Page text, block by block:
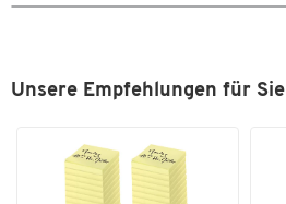
Breite [mm] 210
Unsere Empfehlungen für Sie